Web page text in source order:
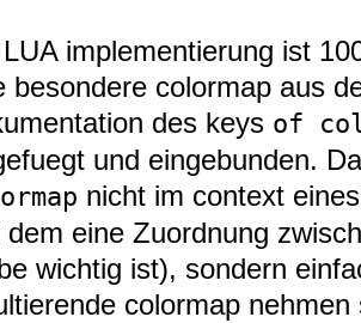
implementierung ist
besondere colormap aus
des keys of
und eingebunden.
nicht im context
dem eine Zuordnung
wichtig ist), sondern
colormap